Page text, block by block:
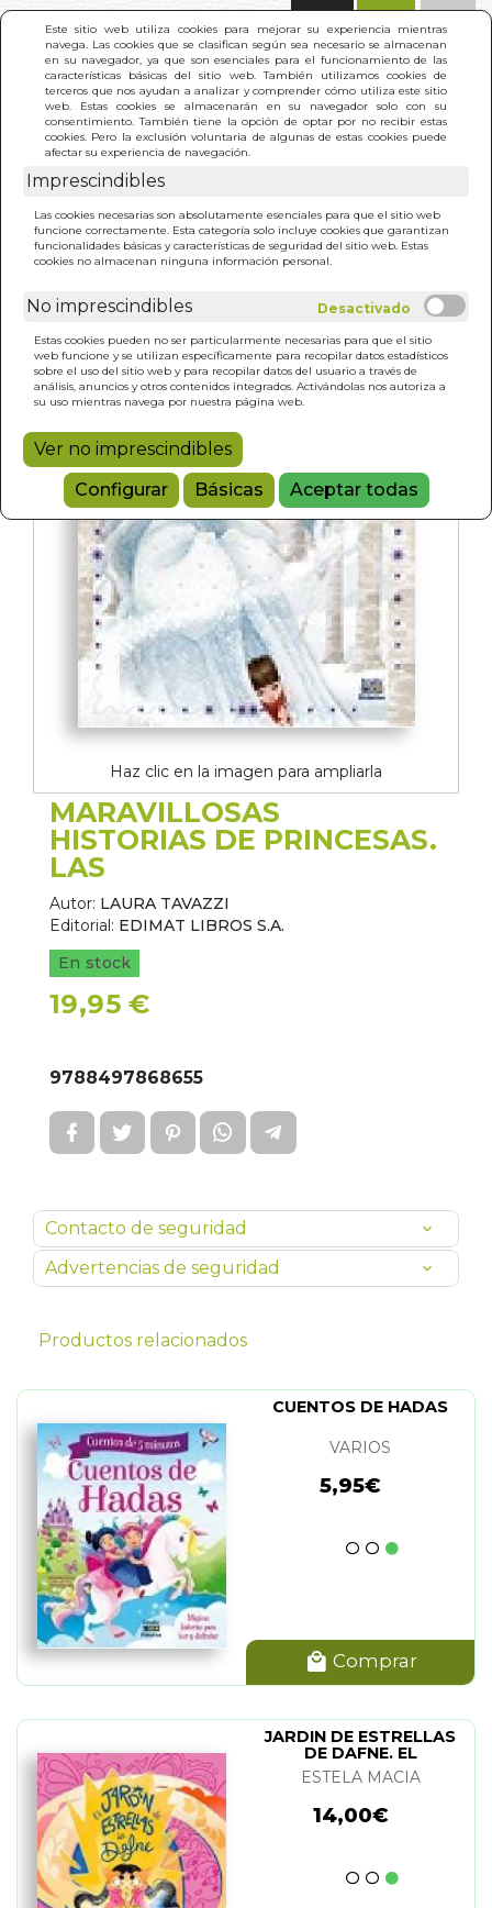
Este sitio web utiliza cookies para mejorar su experiencia mientras
navega. Las cookies que se clasifican según sea necesario se almacenan
en su navegador, ya que son esenciales para el funcionamiento de las
características básicas del sitio web. También utilizamos cookies de
terceros que nos ayudan a analizar y comprender cómo utiliza este sitio
web. Estas cookies se almacenarán en su navegador solo con su
consentimiento. También tiene la opción de optar por no recibir estas
cookies. Pero la exclusión voluntaria de algunas de estas cookies puede
afectar su experiencia de navegación.
Imprescindibles
Las cookies necesarias son absolutamente esenciales para que el sitio web
funcione correctamente. Esta categoría solo incluye cookies que garantizan
funcionalidades básicas y características de seguridad del sitio web. Estas
cookies no almacenan ninguna información personal.
No imprescindibles
Estas cookies pueden no ser particularmente necesarias para que el sitio
web funcione y se utilizan específicamente para recopilar datos estadísticos
sobre el uso del sitio web y para recopilar datos del usuario a través de
análisis, anuncios y otros contenidos integrados. Activándolas nos autoriza a
su uso mientras navega por nuestra página web.
Ver no imprescindibles
Configurar
Básicas Aceptar todas
INICIO >
LAS
Haz clic en la imagen para ampliarla
MARAVILLOSAS
HISTORIAS DE PRINCESAS.
LAS
Autor: LAURA TAVAZZI
Editorial: EDIMAT LIBROS S.A.
En stock
19,95 €
9788497868655
Contacto de seguridad
Advertencias de seguridad
Productos relacionados
CUENTOS DE HADAS
VARIOS
5,95€
Comprar
JARDIN DE ESTRELLAS
DE DAFNE. EL
ESTELA MACIA
14,00€